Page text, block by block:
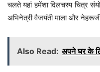
चलते यहां हमेंशा दिलचस्प चित्र
अभिनेत्री वैजयंती माला और नेहरूजी
Also Read: अपने घर के